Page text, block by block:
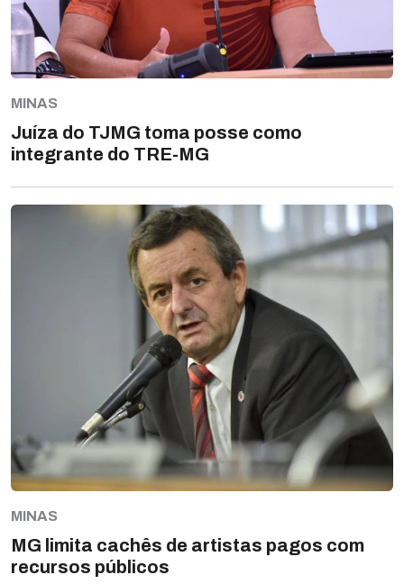
MINAS
Juíza do TJMG toma posse como
integrante do TRE-MG
MINAS
MG limita cachês de artistas pagos com
recursos públicos